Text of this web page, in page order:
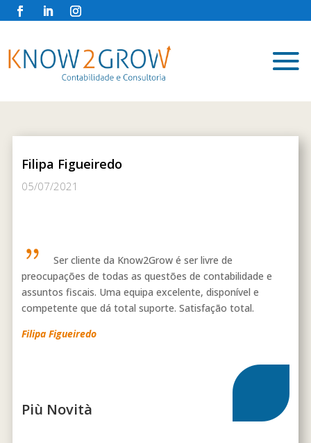
Filipa Figueiredo
05/07/2021
Ser cliente da Know2Grow é ser livre de
preocupações de todas as questões de contabilidade e
assuntos fiscais. Uma equipa excelente, disponível e
competente que dá total suporte. Satisfação total.
Filipa Figueiredo
Più Novità